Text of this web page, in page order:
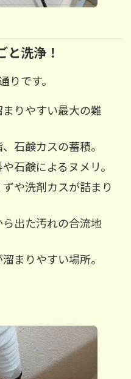
と洗浄！
りです。
りやすい最大の難
石鹸カスの蓄積。
石鹸によるヌメリ。
や洗剤カスが詰まり
ら出た汚れの合流地
まりやすい場所。